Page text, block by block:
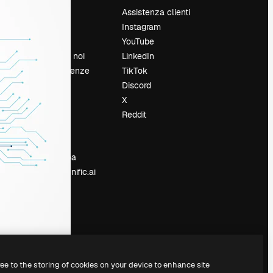
Recensioni
Lavora con noi
Cerca tendenze
Eventi
Slidesgo
Vendi i tuoi
contenuti
Sala stampa
Cerchi magnific.ai
Assistenza clienti
Instagram
YouTube
LinkedIn
TikTok
Discord
X
Reddit
to the storing of cookies on your device to enhance site